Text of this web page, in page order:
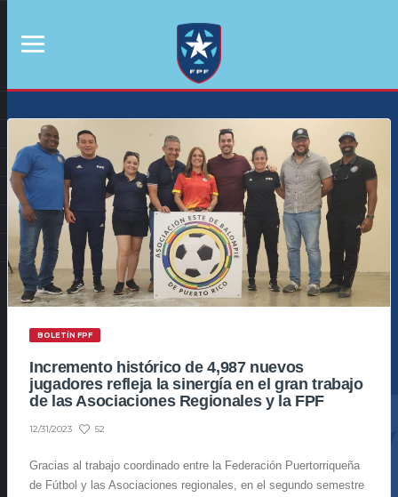
BOLETÍN FPF
Incremento histórico de 4,987 nuevos
jugadores refleja la sinergía en el gran trabajo
de las Asociaciones Regionales y la FPF
12/31/2023 52
Gracias al trabajo coordinado entre la Federación Puertorriqueña
de Fútbol y las Asociaciones regionales, en el segundo semestre